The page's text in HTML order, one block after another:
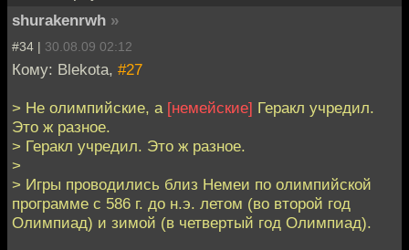
shurakenrwh »
#34 | 30.08.09 02:12
Кому: Blekota, #27
> Не олимпийские, а [немейские] Геракл учредил.
Это ж разное.
> Геракл учредил. Это ж разное.
>
> Игры проводились близ Немеи по олимпийской
программе с 586 г. до н.э. летом (во второй год
Олимпиад) и зимой (в четвертый год Олимпиад).